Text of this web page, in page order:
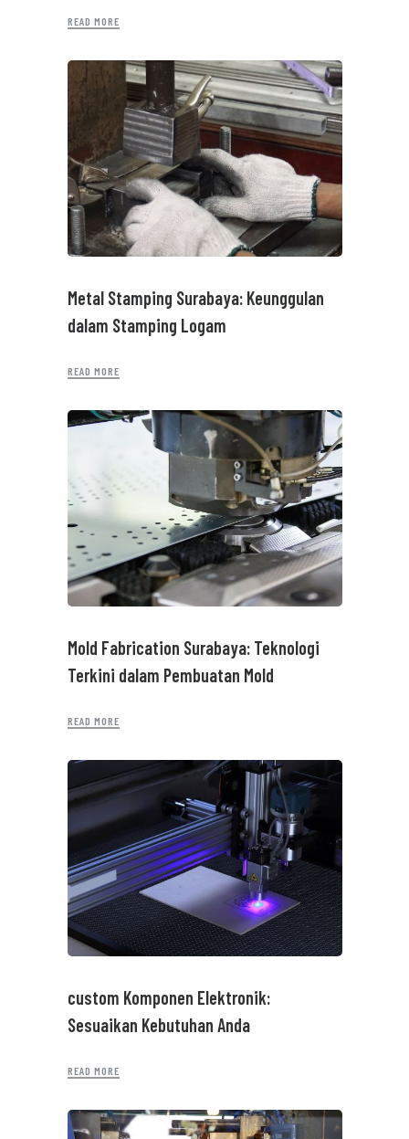
READ MORE
Metal Stamping Surabaya: Keunggulan
dalam Stamping Logam
READ MORE
Mold Fabrication Surabaya: Teknologi
Terkini dalam Pembuatan Mold
READ MORE
custom Komponen Elektronik:
Sesuaikan Kebutuhan Anda
READ MORE